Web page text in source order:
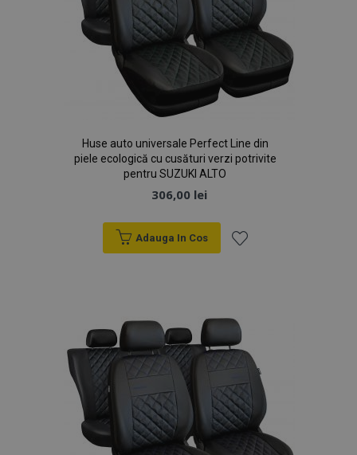
Huse auto universale Perfect Line din
piele ecologică cu cusături verzi potrivite
pentru SUZUKI ALTO
306,00 lei
Adauga In Cos
Dorințe